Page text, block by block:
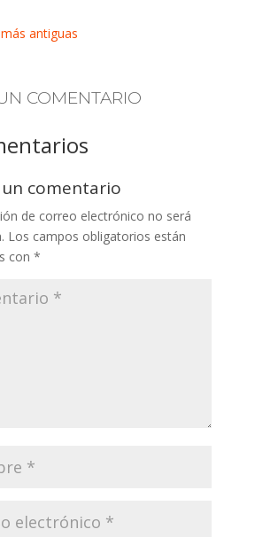
antiguas
COMENTARIO
un comentario
de correo electrónico no será
Los campos obligatorios están
con *